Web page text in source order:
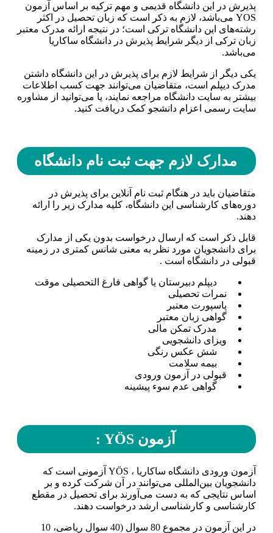
پذیرش در این دانشگاه قدیمی و مهم ترکیه بر اساس آزمون
YOS می‌باشد، لازم به ذکر است که زبان تحصیل در اکثر
رشته‌های این دانشگاه ترکی است؛ در نتیجه ارائه مدرک معتبر
زبان ترکی از دیگر شرایط پذیرش در دانشگاه ساکاریا
می‌باشد.
یکی دیگر از شرایط لازم برای پذیرش در این دانشگاه داشتن
مدرک دیپلم است، متقاضیان می‌توانند جهت کسب اطلاعات
بیشتر به سایت دانشگاه مراجعه نمایند‌، یا می‌توانید از مشاوره
سایت رسمی اعزام دانشجو کمک دریافت کنید.
مدارک لازم جهت ثبت نام دانشگاه
متقاضیان باید در هنگام ثبت نام آنلاین برای پذیرش در
دوره‌های کارشناسی این دانشگاه، کلیه مدارک زیر را ارائه
دهند.
قابل ذکر است که ارسال درخواست بدون یکی از مدارک
برای دانشجویان مورد نظر به معنی شانس کمتری در زمینه
قبولی در دانشگاه است .
دیپلم دبیرستان یا گواهی فارغ التحصیلی موقت
نمرات تحصیلی
پاسپورت معتبر
گواهی زبان معتبر
مدرک تمکن مالی
ویزای دانشجویی
شش عکس رنگی
بیمه سلامت
قبولی در آزمون ورودی
گواهی عدم سوء پیشینه
آزمون YÖS :
آزمون ورودی دانشگاه ساکاریا ، YÖS آزمونی است که
دانشجویان بین‌المللی می‌توانند در آن شرکت کرده و بر
اساس نتایجی که به دست می‌آورند برای تحصیل در مقطع
کارشناسی و کارشناسی ارشد درخواست دهند.
در این آزمون در مجموع 80 سوال (40 سوال ریاضی، 10